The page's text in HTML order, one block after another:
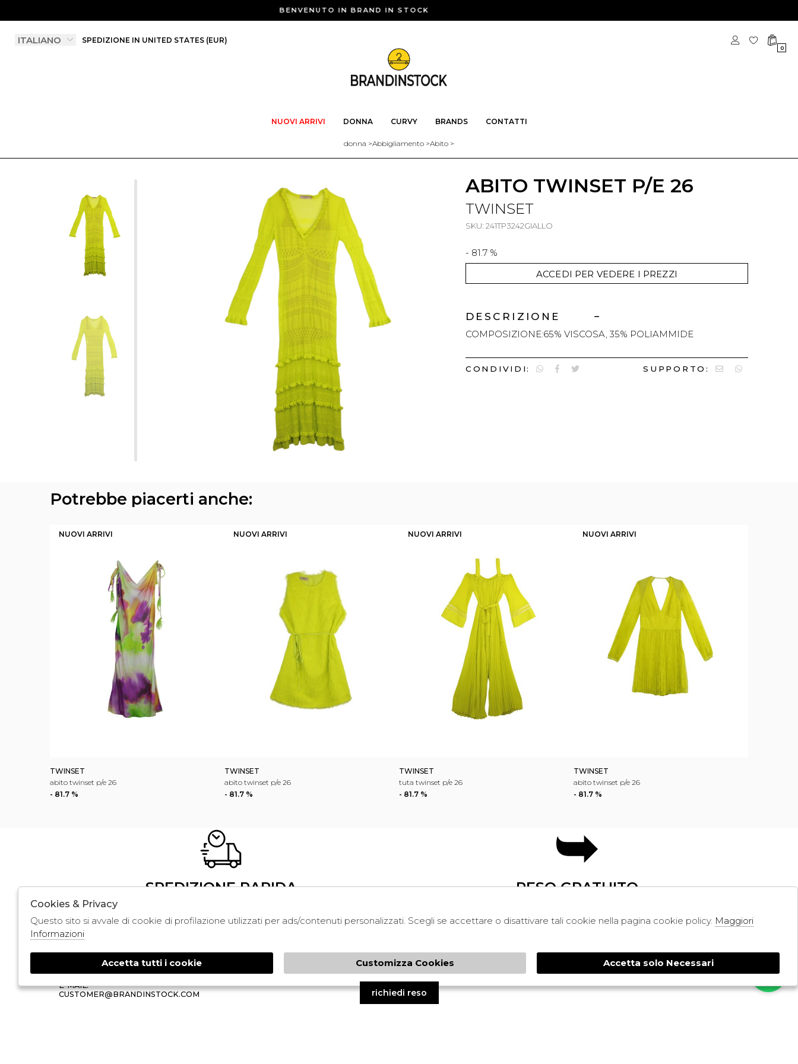
BENVENUTO IN BRAND IN STOCK
SPEDIZIONE IN UNITED STATES (EUR)
0
NUOVI ARRIVI DONNA CURVY BRANDS CONTATTI
donna >Abbigliamento >Abito >
ABITO TWINSET P/E 26
TWINSET
SKU: 241TP3242GIALLO
- 81.7 %
ACCEDI PER VEDERE I PREZZI
DESCRIZIONE
COMPOSIZIONE:65% VISCOSA, 35% POLIAMMIDE
CONDIVIDI: SUPPORTO:
Potrebbe piacerti anche:
NUOVI ARRIVI
TWINSET
abito twinset p/e 26
- 81.7 %
NUOVI ARRIVI
TWINSET
abito twinset p/e 26
- 81.7 %
NUOVI ARRIVI
TWINSET
tuta twinset p/e 26
- 81.7 %
NUOVI ARRIVI
TWINSET
abito twinset p/e 26
- 81.7 %
SPEDIZIONE RAPIDA RESO GRATUITO
BRANDINSTOCK
NOLA
E-MAIL:
CUSTOMER@BRANDINSTOCK.COM
STORE
L'AZIENDA
LEGAL
PRIVACY
TERMINI E CONDIZIONI
CONDIZIONI DI VENDITA
SHOPPING
PAGAMENTI
CONTATTI
richiedi reso
Cookies & Privacy
Questo sito si avvale di cookie di profilazione utilizzati per ads/contenuti personalizzati. Scegli se accettare o disattivare tali cookie nella pagina cookie policy. Maggiori
Informazioni
Accetta tutti i cookie Customizza Cookies Accetta solo Necessari